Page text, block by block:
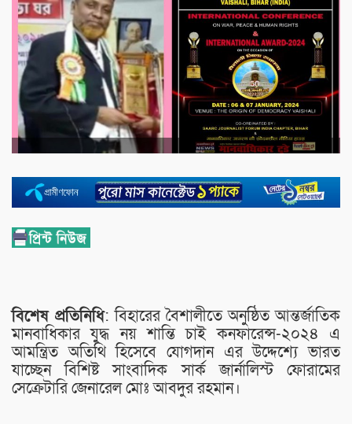
বিশেষ প্রতিনিধি: বিহারের বৈশালীতে অনুষ্ঠিত আন্তর্জাতিক
মানবাধিকার যুদ্ধ নয় শান্তি চাই কনফারেন্স-২০২৪ এ
আমন্ত্রিত অতিথি হিসেবে যোগদান এর উদ্দেশ্যে ভারত
যাচ্ছেন বিশিষ্ট সাংবাদিক সার্ক জার্নালিস্ট ফোরামের
সেক্রেটারি জেনারেল মোঃ আবদুর রহমান।